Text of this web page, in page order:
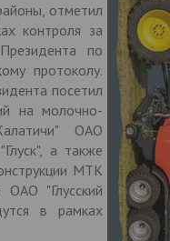
отметил
контроля за
по
протоколу.
посетил
на молочно-
ОАО
а также
МТК
"Глусский
в рамках